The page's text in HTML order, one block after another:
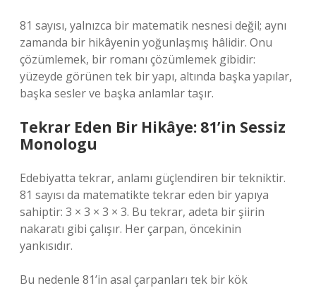
81 sayısı, yalnızca bir matematik nesnesi değil; aynı
zamanda bir hikâyenin yoğunlaşmış hâlidir. Onu
çözümlemek, bir romanı çözümlemek gibidir:
yüzeyde görünen tek bir yapı, altında başka yapılar,
başka sesler ve başka anlamlar taşır.
Tekrar Eden Bir Hikâye: 81’in Sessiz
Monologu
Edebiyatta tekrar, anlamı güçlendiren bir tekniktir.
81 sayısı da matematikte tekrar eden bir yapıya
sahiptir: 3 × 3 × 3 × 3. Bu tekrar, adeta bir şiirin
nakaratı gibi çalışır. Her çarpan, öncekinin
yankısıdır.
Bu nedenle 81’in asal çarpanları tek bir kök